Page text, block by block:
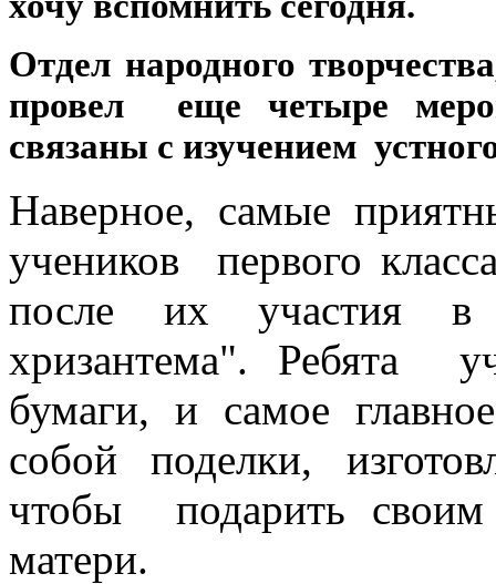
Отдел народного
провел еще четыре
связаны с изучением
Наверное, самые
учеников первого
после их участия в
хризантема". Ребята
бумаги, и самое
собой поделки,
чтобы подарить
матери.